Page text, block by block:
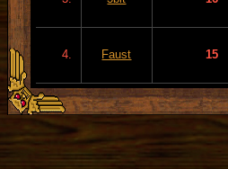
4. Faust 15